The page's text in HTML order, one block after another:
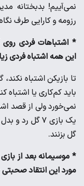
نمی‌آییم! بدبختانه
رزومه و کارایی طرف
* اشتباهات فردی روی
این همه اشتباه فردی
تا بازیکن اشتباه
باید کم‌کاری یا اشتباه
نمی‌خورد ولی از قصد
گل بزنند.
* موسیمانه بعد از بازی
مورد این انتقاد صحبتی